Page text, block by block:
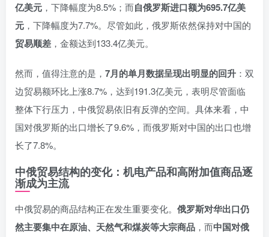
亿美元 ，下降幅度为8.5%；而自俄罗斯进口额为695.7亿美
元 ，下降幅度为7.7%。尽管如此，俄罗斯依然保持对中国的
贸易顺差 ，金额达到133.4亿美元。
然而，值得注意的是， 7月的单月数据呈现出明显的回升 ：双
边贸易额环比上涨8.7%，达到191.3亿美元，表明尽管面临
整体下行压力，中俄贸易依旧有反弹的空间。具体来看，中
国对俄罗斯的出口增长了9.6%，而俄罗斯对中国的出口也增
长了7.8%。
中俄贸易结构的变化：机电产品和高附加值商品逐
渐成为主流
中俄贸易的商品结构正在发生重要变化。 俄罗斯对华出口仍
然主要集中在原油、天然气和煤炭等大宗商品 ，而中国对俄